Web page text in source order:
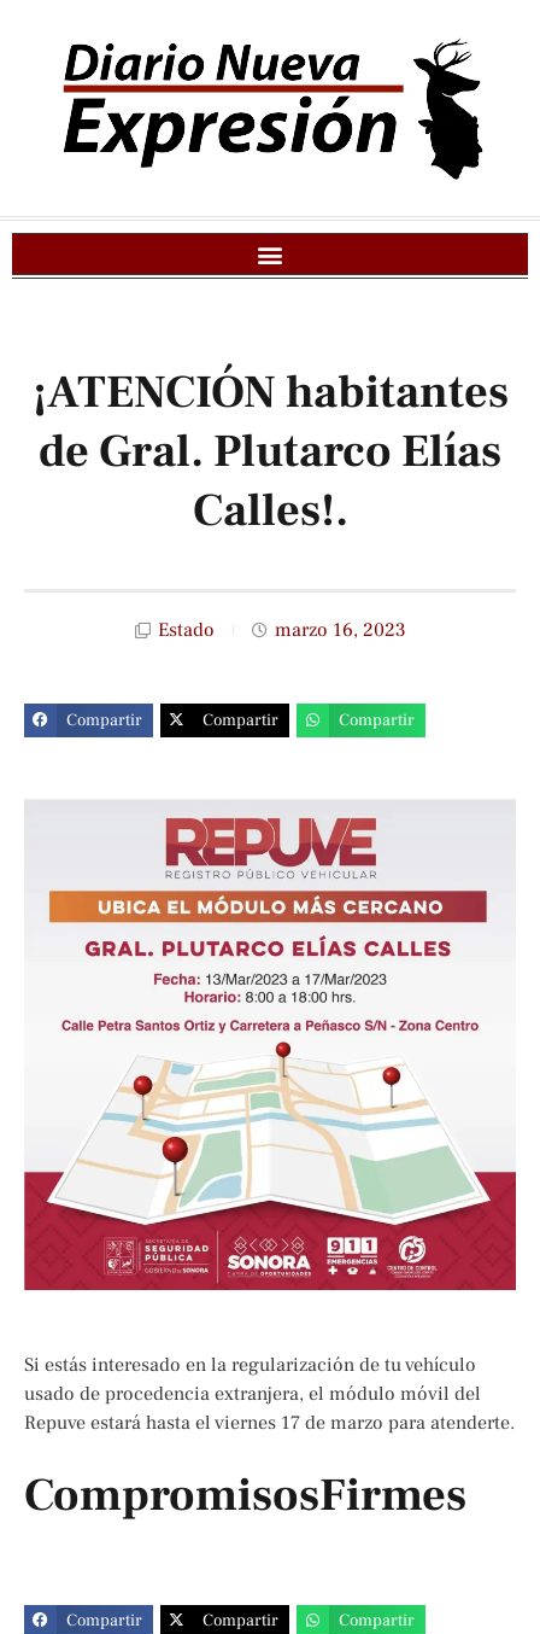
¡ATENCIÓN habitantes
de Gral. Plutarco Elías
Calles!.
Estado marzo 16, 2023
Compartir Compartir Compartir
Si estás interesado en la regularización de tu vehículo
usado de procedencia extranjera, el módulo móvil del
Repuve estará hasta el viernes 17 de marzo para atenderte.
CompromisosFirmes
Compartir Compartir Compartir